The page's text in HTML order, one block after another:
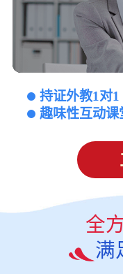
持证外教1对1
趣味性互动课
全
满